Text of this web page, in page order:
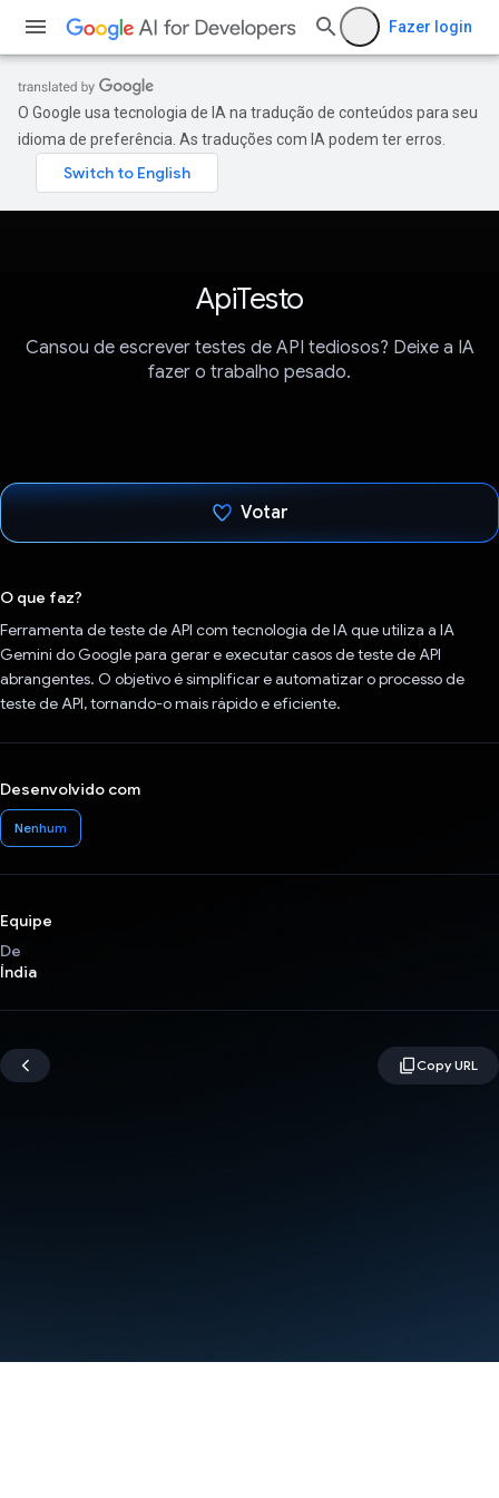
Fazer login
O Google usa tecnologia de IA na tradução de conteúdos para seu
idioma de preferência. As traduções com IA podem ter erros.
ApiTesto
Cansou de escrever testes de API tediosos? Deixe a IA
fazer o trabalho pesado.
Votar
O que faz?
Ferramenta de teste de API com tecnologia de IA que utiliza a IA
Gemini do Google para gerar e executar casos de teste de API
abrangentes. O objetivo é simplificar e automatizar o processo de
teste de API, tornando-o mais rápido e eficiente.
Desenvolvido com
Nenhum
Equipe
De
Índia